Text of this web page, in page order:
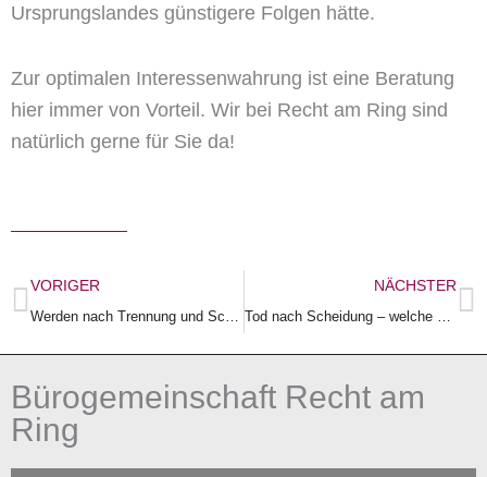
Ursprungslandes günstigere Folgen hätte.
Zur optimalen Interessenwahrung ist eine Beratung
hier immer von Vorteil. Wir bei Recht am Ring sind
natürlich gerne für Sie da!
Zurück
VORIGER
Werden nach Trennung und Scheidung halbe Autos, Kühlschränke, Boote und Häuser zurückbleiben?
NÄCHSTER
Tod nach Scheidung – welche Ehefrau gilt als Begünstigte z.B. bei Lebensversicherungsvertrag?
Bürogemeinschaft Recht am
Ring